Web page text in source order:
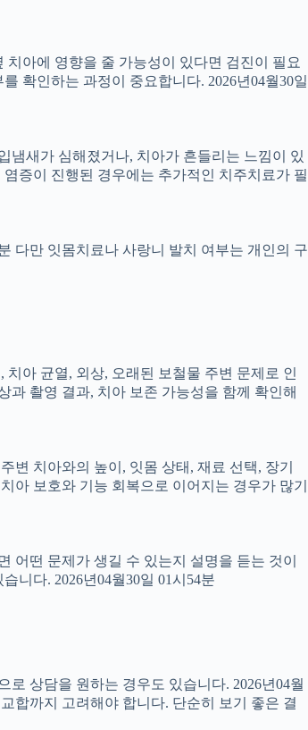
아에 영향을 줄 가능성이 있다면 검진이 필요
확인하는 과정이 중요합니다. 2026년04월30일
냄새가 심해졌거나, 치아가 흔들리는 느낌이 있
증이 진행된 경우에는 추가적인 치주치료가 필
다만 잇몸치료나 사랑니 발치 여부는 개인의 구
아 균열, 외상, 오래된 보철물 주변 문제로 인
과 촬영 결과, 치아 보존 가능성을 함께 확인해
변 치아와의 높이, 잇몸 상태, 재료 선택, 장기
아 보호와 기능 회복으로 이어지는 경우가 많기
어떤 문제가 생길 수 있는지 설명을 듣는 것이
니다. 2026년04월30일 01시54분
상담을 원하는 경우도 있습니다. 2026년04월
합까지 고려해야 합니다. 단순히 보기 좋은 결